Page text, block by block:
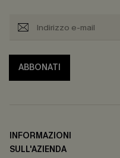
ABBONATI
INFORMAZIONI
SULL'AZIENDA